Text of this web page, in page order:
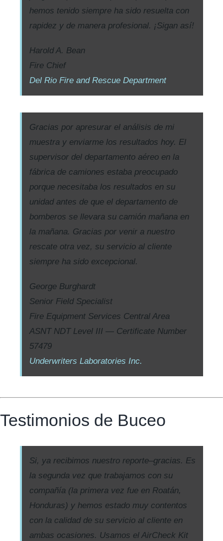
hemos tenido siempre ha sido resuelta con
rapidez y de manera profesional. ¡Sigan así!
Harold A. Bean
Fire Chief
Del Rio Fire and Rescue Department
Gracias por apresurar el análisis de mi
muestra y enviarme los resultados hoy. El
supervisor del departamento aéreo en la
fábrica de camiones estaba preocupado
porque necesitaba los resultados en su
unidad antes de que el departamento de
bomberos se llevara su camión mañana en
la mañana. Gracias por venir a nuestro
rescate otra vez, su servicio al cliente
siempre ha sido excepcional.
George Burghardt
Senior Field Specialist
Fire Equipment Services Central Area
ASNT NDT Level III — Certificate Number
57479
Underwriters Laboratories Inc.
Testimonios de Buceo
Si, ya recibimos nuestro reporte–gracias. Es
la segunda vez que trabajamos con su
compañía (la primera vez fue en Roatán,
Honduras) y hemos estado muy contentos
con la calidad de su servicio al cliente en
ambas ocasiones. Usamos el AirCheck Kit